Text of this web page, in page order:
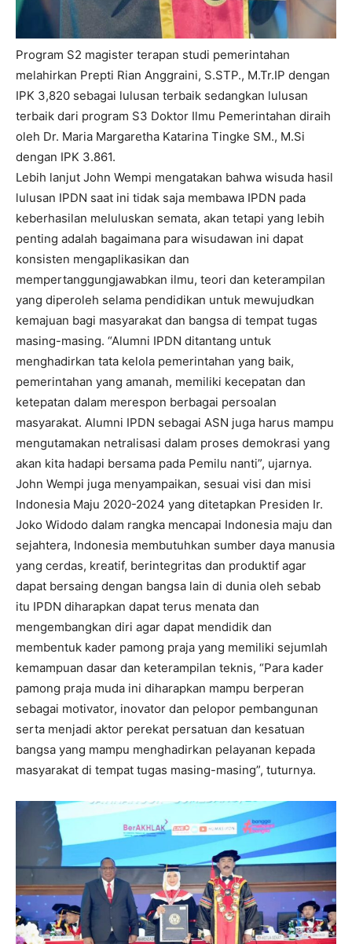
Program S2 magister terapan studi pemerintahan
melahirkan Prepti Rian Anggraini, S.STP., M.Tr.IP dengan
IPK 3,820 sebagai lulusan terbaik sedangkan lulusan
terbaik dari program S3 Doktor Ilmu Pemerintahan diraih
oleh Dr. Maria Margaretha Katarina Tingke SM., M.Si
dengan IPK 3.861.
Lebih lanjut John Wempi mengatakan bahwa wisuda hasil
lulusan IPDN saat ini tidak saja membawa IPDN pada
keberhasilan meluluskan semata, akan tetapi yang lebih
penting adalah bagaimana para wisudawan ini dapat
konsisten mengaplikasikan dan
mempertanggungjawabkan ilmu, teori dan keterampilan
yang diperoleh selama pendidikan untuk mewujudkan
kemajuan bagi masyarakat dan bangsa di tempat tugas
masing-masing. “Alumni IPDN ditantang untuk
menghadirkan tata kelola pemerintahan yang baik,
pemerintahan yang amanah, memiliki kecepatan dan
ketepatan dalam merespon berbagai persoalan
masyarakat. Alumni IPDN sebagai ASN juga harus mampu
mengutamakan netralisasi dalam proses demokrasi yang
akan kita hadapi bersama pada Pemilu nanti”, ujarnya.
John Wempi juga menyampaikan, sesuai visi dan misi
Indonesia Maju 2020-2024 yang ditetapkan Presiden Ir.
Joko Widodo dalam rangka mencapai Indonesia maju dan
sejahtera, Indonesia membutuhkan sumber daya manusia
yang cerdas, kreatif, berintegritas dan produktif agar
dapat bersaing dengan bangsa lain di dunia oleh sebab
itu IPDN diharapkan dapat terus menata dan
mengembangkan diri agar dapat mendidik dan
membentuk kader pamong praja yang memiliki sejumlah
kemampuan dasar dan keterampilan teknis, “Para kader
pamong praja muda ini diharapkan mampu berperan
sebagai motivator, inovator dan pelopor pembangunan
serta menjadi aktor perekat persatuan dan kesatuan
bangsa yang mampu menghadirkan pelayanan kepada
masyarakat di tempat tugas masing-masing”, tuturnya.